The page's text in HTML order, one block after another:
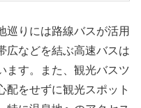
巡りには路線バスが活用
広などを結ぶ高速バスは
ます。また、観光バスツ
配をせずに観光スポット